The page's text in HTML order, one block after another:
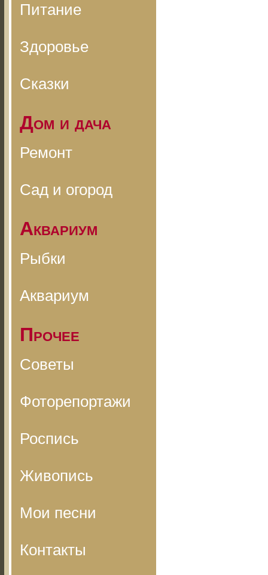
Питание
Здоровье
Сказки
Дом и дача
Ремонт
Сад и огород
Аквариум
Рыбки
Аквариум
Прочее
Советы
Фоторепортажи
Роспись
Живопись
Мои песни
Контакты